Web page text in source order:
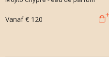
Vanaf € 120